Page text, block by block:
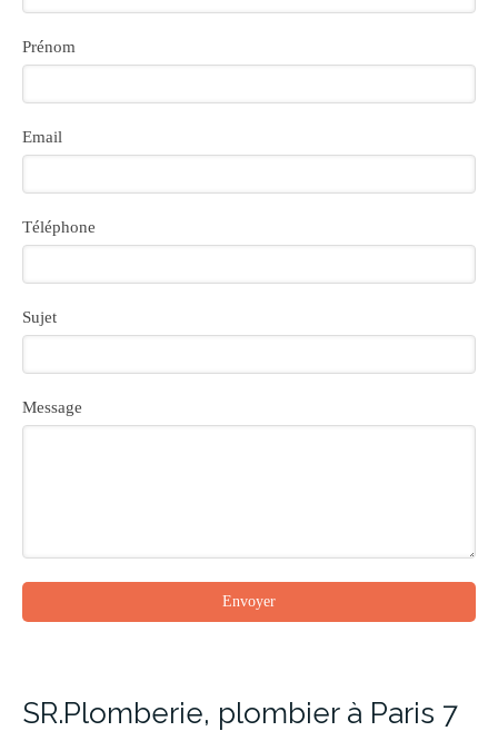
Prénom
Email
Téléphone
Sujet
Message
Envoyer
SR.Plomberie, plombier à Paris 7